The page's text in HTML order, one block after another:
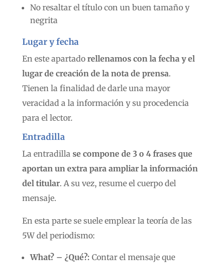
No resaltar el título con un buen tamaño y
negrita
Lugar y fecha
En este apartado rellenamos con la fecha y el
lugar de creación de la nota de prensa.
Tienen la finalidad de darle una mayor
veracidad a la información y su procedencia
para el lector.
Entradilla
La entradilla se compone de 3 o 4 frases que
aportan un extra para ampliar la información
del titular. A su vez, resume el cuerpo del
mensaje.
En esta parte se suele emplear la teoría de las
5W del periodismo:
What? – ¿Qué?: Contar el mensaje que